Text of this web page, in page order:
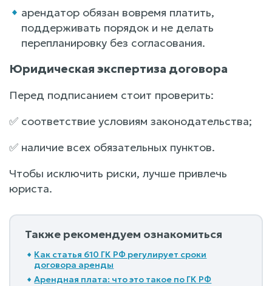
арендатор обязан вовремя платить,
поддерживать порядок и не делать
перепланировку без согласования.
Юридическая экспертиза договора
Перед подписанием стоит проверить:
✅ соответствие условиям законодательства;
✅ наличие всех обязательных пунктов.
Чтобы исключить риски, лучше привлечь
юриста.
Также рекомендуем ознакомиться
Как статья 610 ГК РФ регулирует сроки
договора аренды
Арендная плата: что это такое по ГК РФ